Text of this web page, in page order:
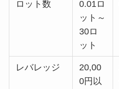
ロット数
0.01ロ
ット～
30ロ
ット
レバレッジ
20,00
0円以